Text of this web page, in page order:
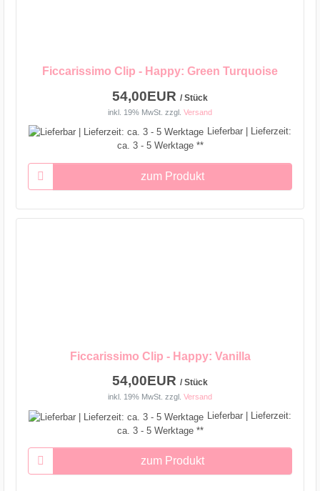
Ficcarissimo Clip - Happy: Green Turquoise
54,00EUR / Stück
inkl. 19% MwSt. zzgl. Versand
Lieferbar | Lieferzeit:
ca. 3 - 5 Werktage **
zum Produkt
Ficcarissimo Clip - Happy: Vanilla
54,00EUR / Stück
inkl. 19% MwSt. zzgl. Versand
Lieferbar | Lieferzeit:
ca. 3 - 5 Werktage **
zum Produkt